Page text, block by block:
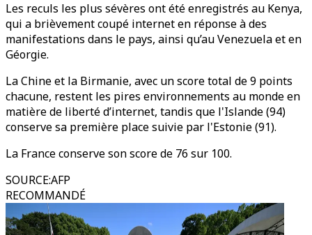
Les reculs les plus sévères ont été enregistrés au Kenya,
qui a brièvement coupé internet en réponse à des
manifestations dans le pays, ainsi qu’au Venezuela et en
Géorgie.
La Chine et la Birmanie, avec un score total de 9 points
chacune, restent les pires environnements au monde en
matière de liberté d’internet, tandis que l'Islande (94)
conserve sa première place suivie par l'Estonie (91).
La France conserve son score de 76 sur 100.
SOURCE:AFP
RECOMMANDÉ